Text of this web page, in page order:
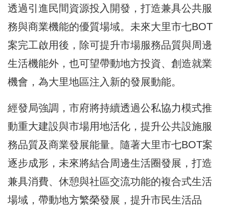
透過引進民間資源投入開發，打造兼具公共服
務與商業機能的優質場域。未來大里市七BOT
案完工啟用後，除可提升市場服務品質與周邊
生活機能外，也可望帶動地方投資、創造就業
機會，為大里地區注入新的發展動能。
經發局強調，市府將持續透過公私協力模式推
動重大建設與市場用地活化，提升公共設施服
務品質及商業發展能量。隨著大里市七BOT案
逐步成形，未來將結合周邊生活圈發展，打造
兼具消費、休憩與社區交流功能的複合式生活
場域，帶動地方繁榮發展，提升市民生活品